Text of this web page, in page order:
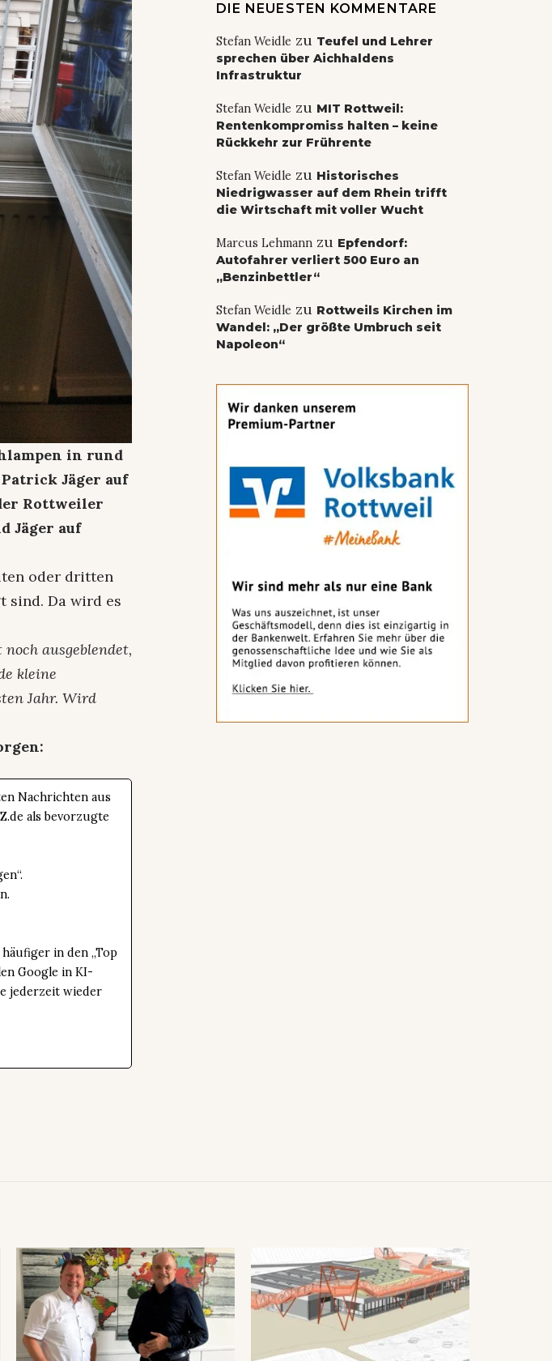
in rund
Jäger auf
Rottweiler
Jäger auf
oder dritten
sind. Da wird es
ausgeblendet,
kleine
Jahr. Wird
Nachrichten aus
als bevorzugte
in den „Top
Google in KI-
jederzeit wieder
DIE NEUESTEN KOMMENTARE
Stefan Weidle zu Teufel und Lehrer
sprechen über Aichhaldens
Infrastruktur
Stefan Weidle zu MIT Rottweil:
Rentenkompromiss halten – keine
Rückkehr zur Frührente
Stefan Weidle zu Historisches
Niedrigwasser auf dem Rhein trifft
die Wirtschaft mit voller Wucht
Marcus Lehmannzu Epfendorf:
Autofahrer verliert 500 Euro an
„Benzinbettler“
Stefan Weidle zu Rottweils Kirchen im
Wandel: „Der größte Umbruch seit
Napoleon“